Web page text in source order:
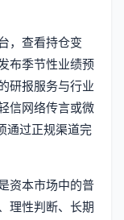
，查看持仓变
布季节性业绩预
研报服务与行业
信网络传言或微
通过正规渠道完
资本市场中的普
理性判断、长期